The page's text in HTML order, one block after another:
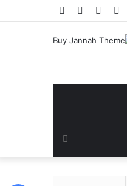
مقال تسجيل تيلقرام
انستقرام
عن